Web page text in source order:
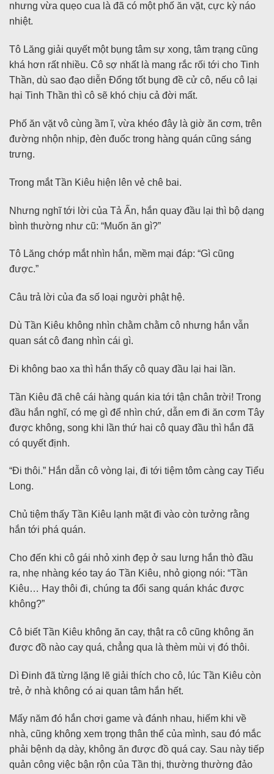
nhưng vừa quẹo cua là đã có một phố ăn vặt, cực kỳ náo
nhiệt.
Tô Lăng giải quyết một bụng tâm sự xong, tâm trạng cũng
khá hơn rất nhiều. Cô sợ nhất là mang rắc rối tới cho Tinh
Thần, dù sao đạo diễn Đổng tốt bụng đề cử cô, nếu cô lại
hại Tinh Thần thì cô sẽ khó chịu cả đời mất.
Phố ăn vặt vô cùng ầm ĩ, vừa khéo đây là giờ ăn cơm, trên
đường nhộn nhịp, đèn đuốc trong hàng quán cũng sáng
trưng.
Trong mắt Tần Kiêu hiện lên vẻ chê bai.
Nhưng nghĩ tới lời của Tả Ấn, hắn quay đầu lại thì bộ dạng
bình thường như cũ: “Muốn ăn gì?”
Tô Lăng chớp mắt nhìn hắn, mềm mại đáp: “Gì cũng
được.”
Câu trả lời của đa số loại người phật hệ.
Dù Tần Kiêu không nhìn chằm chằm cô nhưng hắn vẫn
quan sát cô đang nhìn cái gì.
Đi không bao xa thì hắn thấy cô quay đầu lại hai lần.
Tần Kiêu đã chê cái hàng quán kia tới tận chân trời! Trong
đầu hắn nghĩ, có mẹ gì để nhìn chứ, dẫn em đi ăn cơm Tây
được không, song khi lần thứ hai cô quay đầu thì hắn đã
có quyết định.
“Đi thôi.” Hắn dẫn cô vòng lại, đi tới tiệm tôm càng cay Tiểu
Long.
Chủ tiệm thấy Tần Kiêu lạnh mặt đi vào còn tưởng rằng
hắn tới phá quán.
Cho đến khi cô gái nhỏ xinh đẹp ở sau lưng hắn thò đầu
ra, nhẹ nhàng kéo tay áo Tần Kiêu, nhỏ giọng nói: “Tần
Kiêu… Hay thôi đi, chúng ta đổi sang quán khác được
không?”
Cô biết Tần Kiêu không ăn cay, thật ra cô cũng không ăn
được đồ nào cay quá, chẳng qua là thèm mùi vị đó thôi.
Dì Đinh đã từng lặng lẽ giải thích cho cô, lúc Tần Kiêu còn
trẻ, ở nhà không có ai quan tâm hắn hết.
Mấy năm đó hắn chơi game và đánh nhau, hiếm khi về
nhà, cũng không xem trọng thân thể của mình, sau đó mắc
phải bệnh dạ dày, không ăn được đồ quá cay. Sau này tiếp
quản công việc bận rộn của Tần thị, thường thường đảo